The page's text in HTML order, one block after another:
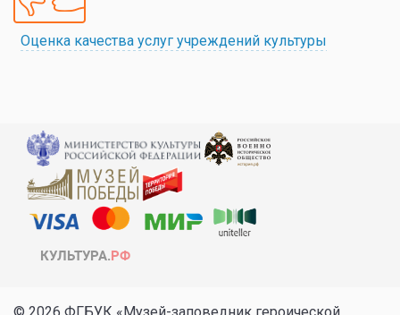
Оценка качества услуг учреждений культуры